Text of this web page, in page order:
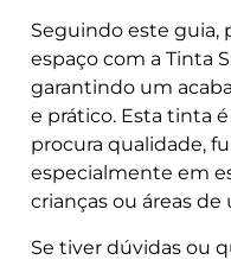
Seguindo este guia,
espaço com a Tinta
garantindo um
e prático. Esta tinta
procura qualidade,
especialmente em
crianças ou áreas de
Se tiver dúvidas ou